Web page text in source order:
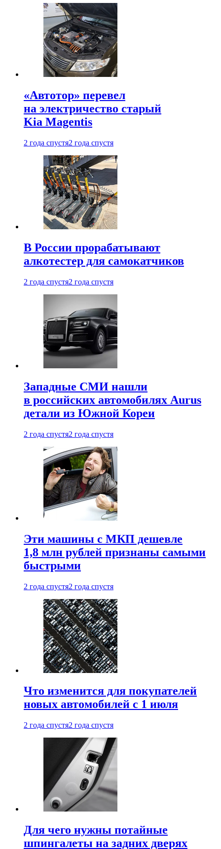
«Автотор» перевел
на электричество старый
Kia Magentis
2 года спустя2 года спустя
В России прорабатывают
алкотестер для самокатчиков
2 года спустя2 года спустя
Западные СМИ нашли
в российских автомобилях Aurus
детали из Южной Кореи
2 года спустя2 года спустя
Эти машины с МКП дешевле
1,8 млн рублей признаны самыми
быстрыми
2 года спустя2 года спустя
Что изменится для покупателей
новых автомобилей с 1 июля
2 года спустя2 года спустя
Для чего нужны потайные
шпингалеты на задних дверях